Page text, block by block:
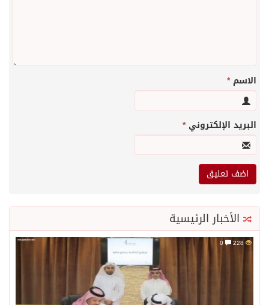
الاسم*
البريد الإلكتروني*
الأخبار الرئيسية
228